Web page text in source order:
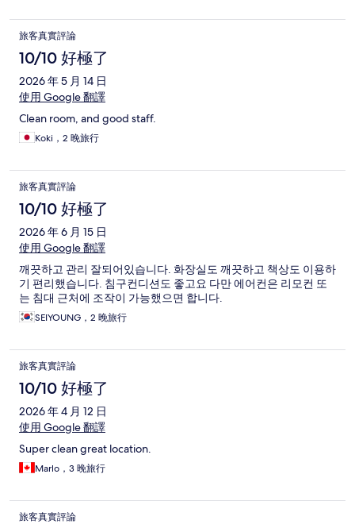
旅客真實評論
10/10 好極了
2026 年 5 月 14 日
使用 Google 翻譯
Clean room, and good staff.
Koki，2 晚旅行
旅客真實評論
10/10 好極了
2026 年 6 月 15 日
使用 Google 翻譯
깨끗하고 관리 잘되어있습니다. 화장실도 깨끗하고 책상도 이용하
기 편리했습니다. 침구컨디션도 좋고요 다만 에어컨은 리모컨 또
는 침대 근처에 조작이 가능했으면 합니다.
SEIYOUNG，2 晚旅行
旅客真實評論
10/10 好極了
2026 年 4 月 12 日
使用 Google 翻譯
Super clean great location.
Marlo，3 晚旅行
旅客真實評論